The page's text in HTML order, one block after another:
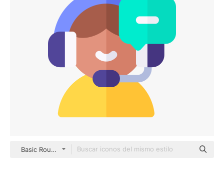
Basic Rounded Flat